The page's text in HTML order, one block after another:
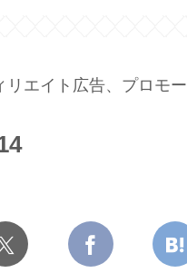
エイト広告、プロモ